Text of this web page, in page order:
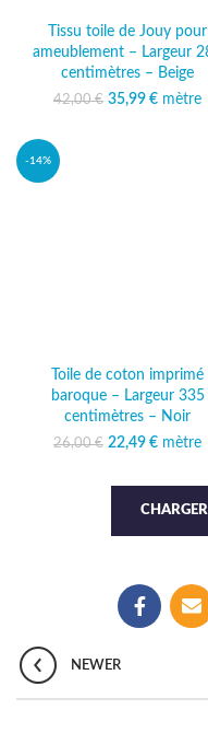
Tissu toile de Jouy pour
ameublement – Largeur
centimètres – Beige
42,00€ Le prix initial
35,99 €
Le
mètre
-14%
Toile de coton imprimé
baroque – Largeur 335
centimètres – Noir
26,00€ Le prix initial
22,49 €
Le
mètre
NEWER